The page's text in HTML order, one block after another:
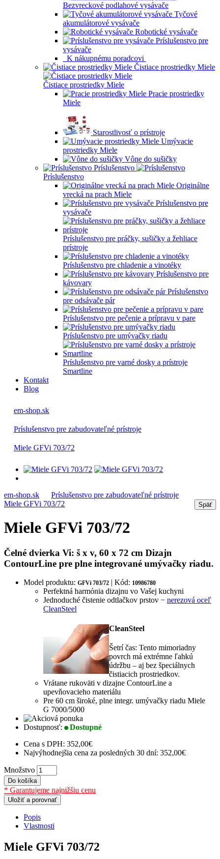
Bezvreckové podlahové vysávače
Tyčové
akumulátorové vysávače
Robotické vysávače
Príslušenstvo pre
vysávače
K nákupnému poradcovi
Čistiace prostriedky Miele
Čistiace prostriedky Miele
Pracie prostriedky
Miele
Starostlivosť o prístroje
Umývacie
prostriedky Miele
Vône do sušičky
Príslušenstvo
Príslušenstvo
Originálne
vrecká na prach Miele
Príslušenstvo pre
vysávače
Príslušenstvo pre práčky, sušičky a žehliace
prístroje
Príslušenstvo pre chladenie a vinotéky
Príslušenstvo pre
kávovary
Príslušenstvo
pre odsávače pár
Príslušenstvo pre pečenie a prípravu v pare
Príslušenstvo pre umývačky riadu
Príslušenstvo pre varné dosky a prístroje
Smartline
Kontakt
Blog
em-shop.sk
Príslušenstvo pre zabudovateľné prístroje
Miele GFVi 703/72
em-shop.sk
Príslušenstvo pre zabudovateľné prístroje
Miele GFVi 703/72
Miele GFVi 703/72
Čelné dvierka Vi: š x v, 60 x 72 cm Dizajn
ContourLine pre plne integrované umývačky riadu.
Model produktu: GFVi 703/72 | Kód: 10986780
Perfektná harmónia dizajnu vo Vašej kuchyni
Jednoduché čistenie odtlačkov prstov − nerezová oceľ
CleanSteel
CleanSteel
Šetrí čas: Tento mimoriadny
povrch má extrémne ľahkú
údržbu – aj bez špeciálnych
čistiacich prostriedkov.
Vrátane rukoväti v dizajne ContourLine a
upevňovacieho materiálu
Pre 60 cm široké, plne integr. umývačky riadu Miele
G 7000/5000
Dostupnosť:
Dostupné
Cena s DPH: 352,00€
Najvýhodnejšia cena za posledných 30 dní: 352,00€
Množstvo
Do košíka
* Garantujeme najnižšiu cenu
Uložiť a porovnať
Popis
Vlastnosti
Miele GFVi 703/72